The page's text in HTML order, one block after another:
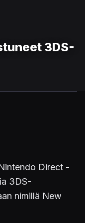
3DS-
Direct -
3DS-
nimillä New